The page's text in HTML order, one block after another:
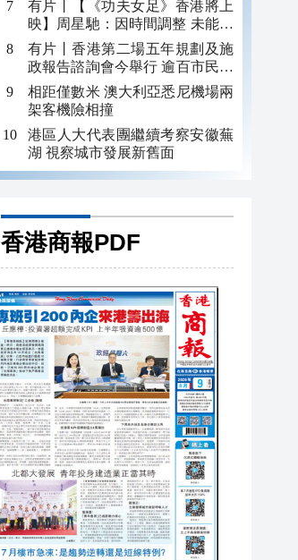
有片丨【《功夫女足》香港將上
映】周星馳：因時間調整 未能製
作粵語版 對此深表遺憾
有片丨香港第二場五年規劃及施
政報告諮詢會今舉行 逾百市民出
席
相距僅數米 澳大利亞悉尼機場兩
架客機險相撞
港區人大代表團繼續考察安徽蕪
湖 視察城市發展新舊面
香港商報PDF